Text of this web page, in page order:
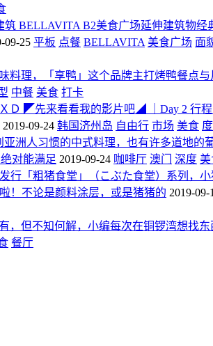
筑 BELLAVITA B2美食广场延伸建筑物
09-25 平板 点餐 BELLAVITA 美食广场 面
料理，「享鸭」这个品牌主打烤鸭餐点
中餐 美食 打卡
Ｄ ◤先来看看我的影片吧◢ ｜Day 2 行
2019-09-24 韩国济州岛 自由行 市场 美食
洲人习惯的中式料理，也有许多道地的
对能满足 2019-09-24 咖啡厅 澳门 深度 美
行「粗猪食堂」（こぶた食堂）系列，
！不论是颜料涂层，或是猪猪的 2019-09-
但不知何解，小编每次在铜锣湾想找
餐厅